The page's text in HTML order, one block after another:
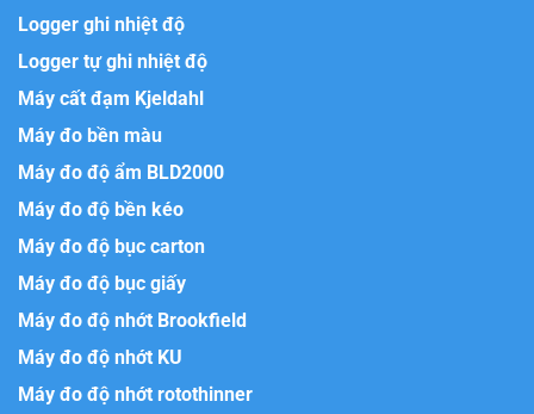
Logger ghi nhiệt độ
Logger tự ghi nhiệt độ
Máy cất đạm Kjeldahl
Máy đo bền màu
Máy đo độ ẩm BLD2000
Máy đo độ bền kéo
Máy đo độ bục carton
Máy đo độ bục giấy
Máy đo độ nhớt Brookfield
Máy đo độ nhớt KU
Máy đo độ nhớt rotothinner